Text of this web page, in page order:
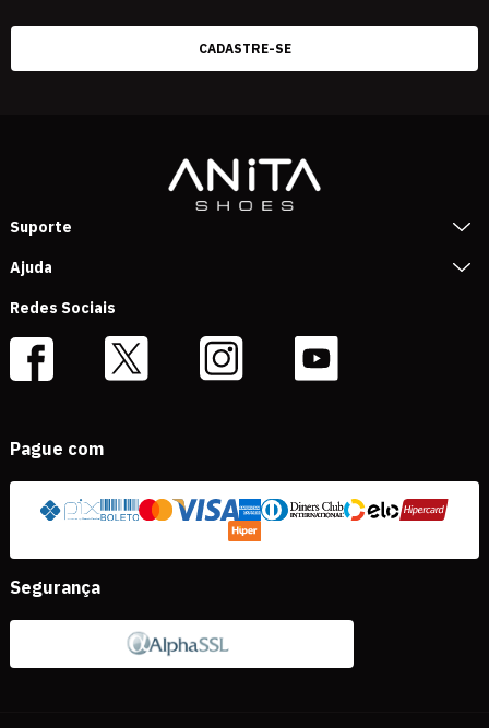
Suporte
Ajuda
Redes Sociais
Pague com
Segurança